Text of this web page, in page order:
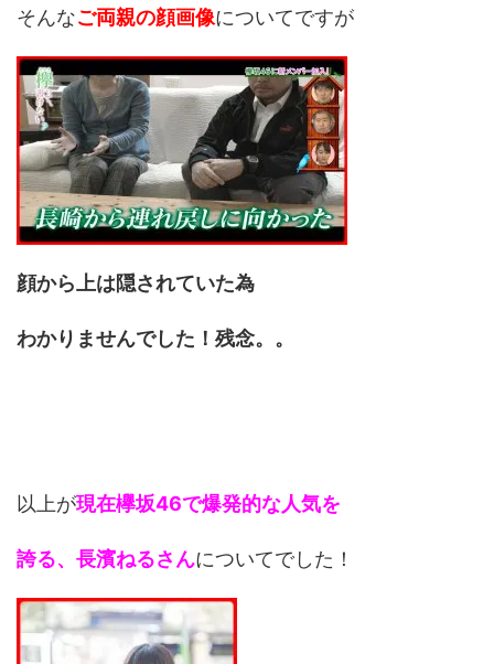
そんなご両親の顔画像についてですが
顔から上は隠されていた為
わかりませんでした！残念。。
以上が現在欅坂46で爆発的な人気を
誇る、長濱ねるさんについてでした！